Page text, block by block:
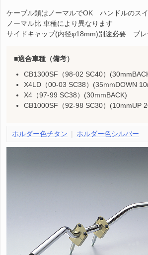
ケーブル類はノーマルでOK ハンドルのス
ノーマル比 車種により異なります
サイドキャップ(内径φ18mm)別途必要 ブレ
適合車種（備考）
CB1300SF（98-02 SC40）
X4LD（00-03 SC38）(35mmDOWN
X4（97-99 SC38）(30mmBACK)
CB1000SF（92-98 SC30）(10mmUP
ホルダー色チタン ホルダー色シルバー